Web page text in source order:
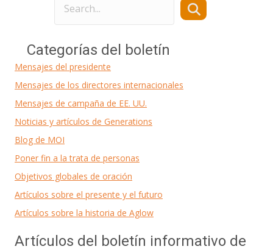
Categorías del boletín
Mensajes del presidente
Mensajes de los directores internacionales
Mensajes de campaña de EE. UU.
Noticias y artículos de Generations
Blog de MOI
Poner fin a la trata de personas
Objetivos globales de oración
Artículos sobre el presente y el futuro
Artículos sobre la historia de Aglow
Artículos del boletín informativo de